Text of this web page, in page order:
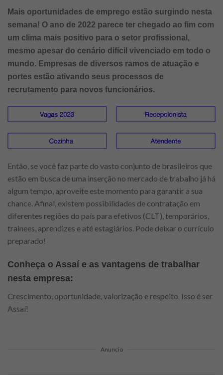
Mais oportunidades de emprego estão surgindo nesta
semana! O ano de 2022 parece ter chegado ao fim com
um clima mais positivo para o setor profissional,
mesmo apesar do cenário difícil vivenciado em todo o
mundo. Empresas de diversos ramos de atuação e
portes estão ativando seus processos de
recrutamento para novos funcionários.
Então, se você faz parte do vasto conjunto de brasileiros que
estão em busca de uma inserção no mercado de trabalho já há
algum tempo, aproveite este momento para garantir a sua
chance. Afinal, existem possibilidades de contratação em
diferentes regiões do país para efetivos (CLT), temporários,
trainees, aprendizes e até estagiários. Pode deixar o currículo
preparado!
Conheça o Assaí e as vantagens de trabalhar
nesta empresa:
Crescimento, oportunidade, valorização e respeito. Isso é ser
Assaí!
Anuncio